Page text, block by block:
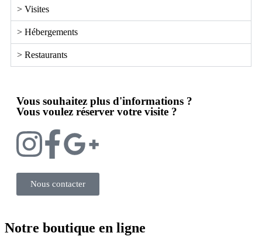
> Visites
> Hébergements
> Restaurants
Vous souhaitez plus d'informations ?
Vous voulez réserver votre visite ?
Nous contacter
Notre boutique en ligne